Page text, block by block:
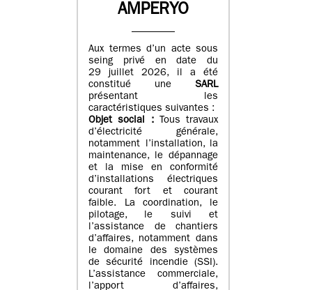
AMPERYO
Aux termes d’un acte sous
seing privé en date du
29 juillet 2026, il a été
constitué une SARL
présentant les
caractéristiques suivantes :
Objet social :
Tous travaux
d’électricité générale,
notamment l’installation, la
maintenance, le dépannage
et la mise en conformité
d’installations électriques
courant fort et courant
faible. La coordination, le
pilotage, le suivi et
l’assistance de chantiers
d’affaires, notamment dans
le domaine des systèmes
de sécurité incendie (SSI).
L’assistance commerciale,
l’apport d’affaires,